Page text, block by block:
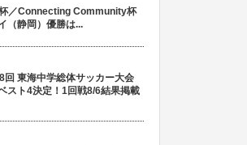
／Connecting Community杯
（静岡）優勝は...
回 東海中学総体サッカー大会
スト4決定！1回戦8/6結果掲載